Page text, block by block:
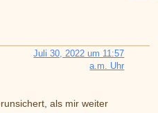
Juli 30, 2022 um 11:57
a.m. Uhr
als mir weiter